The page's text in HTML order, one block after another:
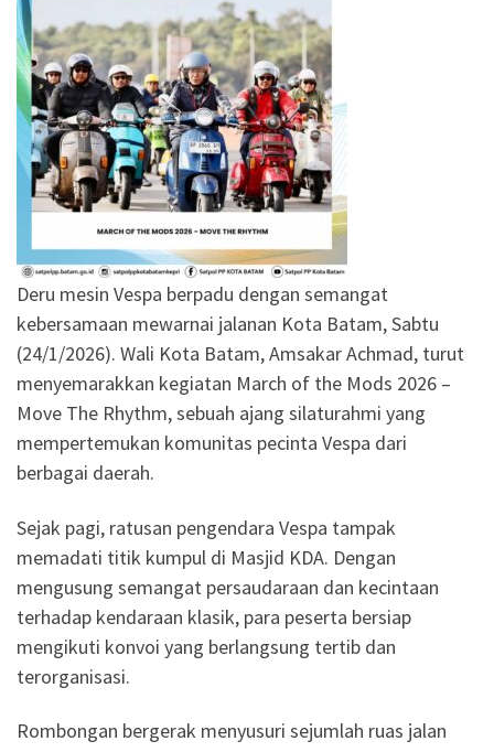
Deru mesin Vespa berpadu dengan semangat
kebersamaan mewarnai jalanan Kota Batam, Sabtu
(24/1/2026). Wali Kota Batam, Amsakar Achmad, turut
menyemarakkan kegiatan March of the Mods 2026 –
Move The Rhythm, sebuah ajang silaturahmi yang
mempertemukan komunitas pecinta Vespa dari
berbagai daerah.
Sejak pagi, ratusan pengendara Vespa tampak
memadati titik kumpul di Masjid KDA. Dengan
mengusung semangat persaudaraan dan kecintaan
terhadap kendaraan klasik, para peserta bersiap
mengikuti konvoi yang berlangsung tertib dan
terorganisasi.
Rombongan bergerak menyusuri sejumlah ruas jalan